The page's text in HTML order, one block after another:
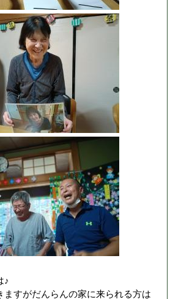
♪
ますがだんらんの家に来られる方は